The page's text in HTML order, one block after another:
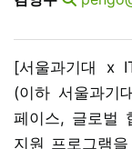
[서울과기대 x
(이하 서울과기
페이스, 글로벌
지원 프로그램